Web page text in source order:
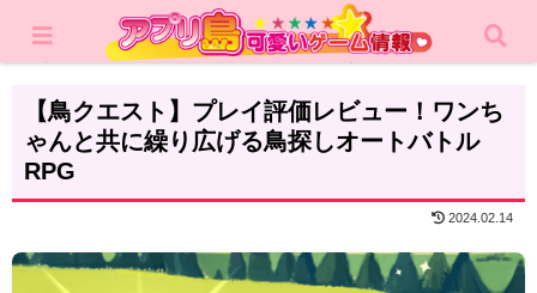
レビュー カジュアルゲーム
【鳥クエスト】プレイ評価レビュー！ワンち
ゃんと共に繰り広げる鳥探しオートバトル
RPG
2024.02.14